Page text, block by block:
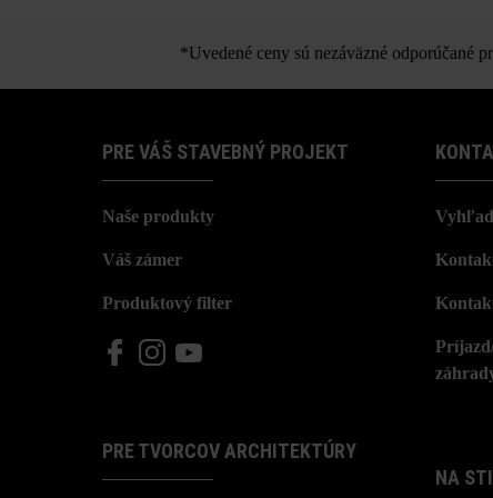
*Uvedené ceny sú nezáväzné odporúčané
PRE VÁŠ STAVEBNÝ PROJEKT
Naše produkty
Váš zámer
Produktový filter
PRE TVORCOV ARCHITEKTÚRY
NA